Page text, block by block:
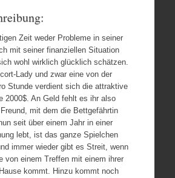
Zeit weder Probleme in seiner
mit seiner finanziellen Situation
wohl wirklich glücklich schätzen.
Lady und zwar eine von der
Stunde verdient sich die attraktive
2000$. An Geld fehlt es ihr also
mit dem die Bettgefährtin
seit über einem Jahr in einer
lebt, ist das ganze Spielchen
immer wieder gibt es Streit, wenn
von einem Treffen mit einem ihrer
kommt. Hinzu kommt noch